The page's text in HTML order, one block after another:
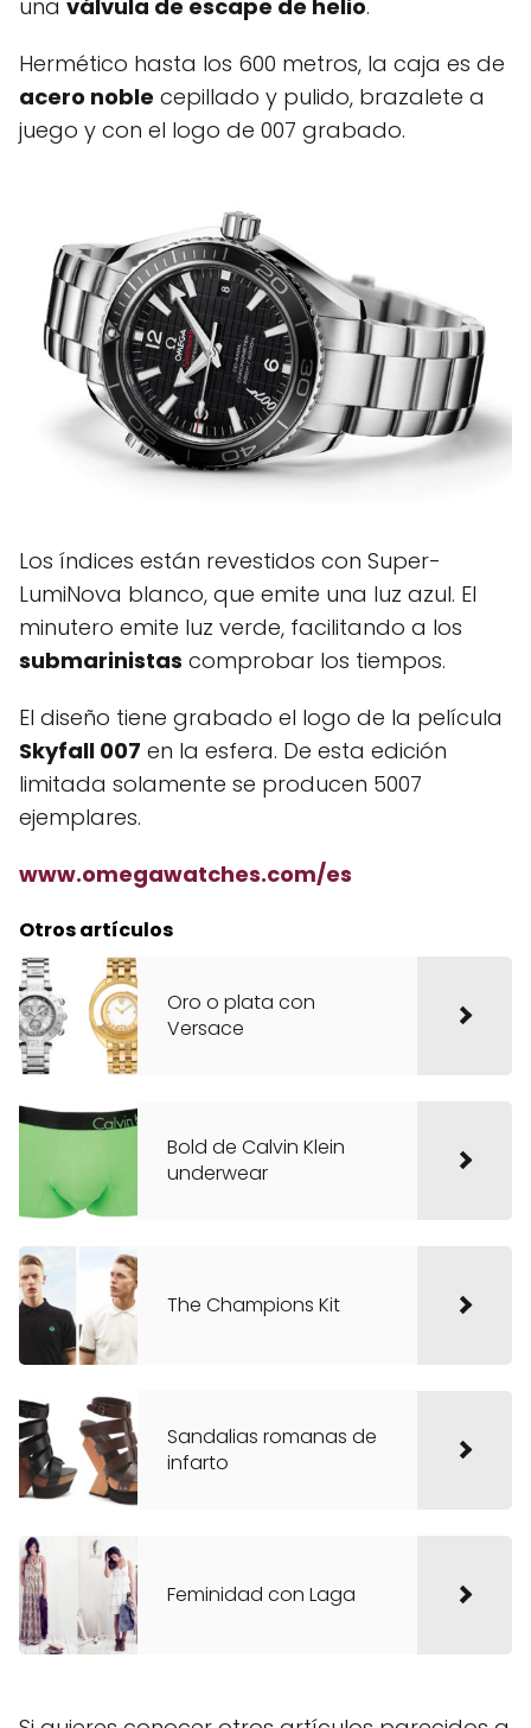
una válvula de escape de helio.
Hermético hasta los 600 metros, la caja es de
acero noble cepillado y pulido, brazalete a
juego y con el logo de 007 grabado.
Los índices están revestidos con Super-
LumiNova blanco, que emite una luz azul. El
minutero emite luz verde, facilitando a los
submarinistas comprobar los tiempos.
El diseño tiene grabado el logo de la película
Skyfall 007 en la esfera. De esta edición
limitada solamente se producen 5007
ejemplares.
www.omegawatches.com/es
Otros artículos
Oro o plata con
Versace
Bold de Calvin Klein
underwear
The Champions Kit
Sandalias romanas de
infarto
Feminidad con Laga